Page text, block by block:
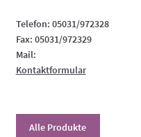
Telefon: 05031/972328
Fax: 05031/972329
Mail:
Kontaktformular
Alle Produkte